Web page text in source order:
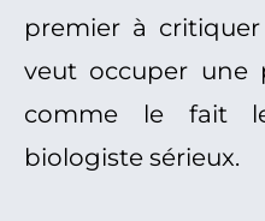
premier à critiquer
veut occuper une
comme le fait
biologiste sérieux.